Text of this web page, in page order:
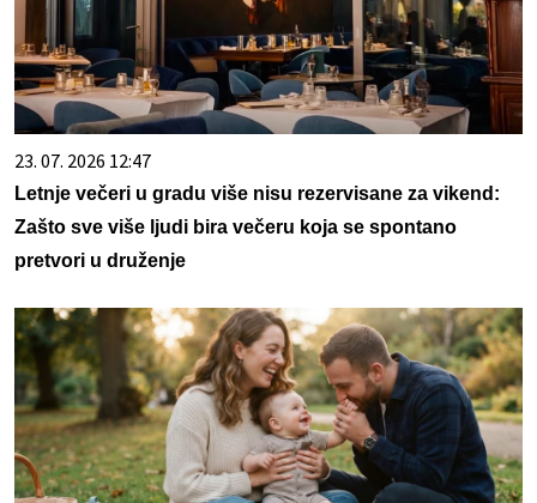
23. 07. 2026 12:47
Letnje večeri u gradu više nisu rezervisane za vikend:
Zašto sve više ljudi bira večeru koja se spontano
pretvori u druženje